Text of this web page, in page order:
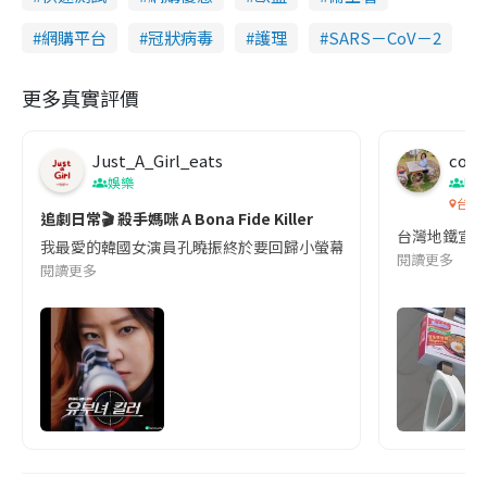
網購平台
冠狀病毒 護理 SARS－CoV－2
更多真實評價
Just_A_Girl_eats
娛樂
追劇日常🎬 殺手媽咪 A Bona Fide Killer
我最愛的韓國女演員孔曉振終於要回歸小螢幕啦!這次的劇本改編
閱讀更多
co
吹
台灣
台灣地鐵宣
閱讀更多